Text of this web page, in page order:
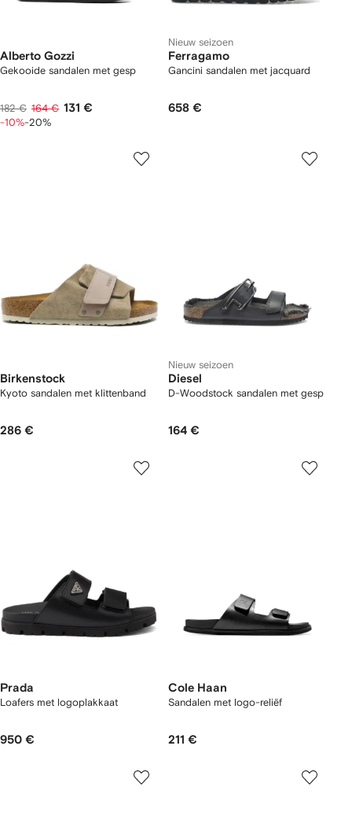
Alberto Gozzi
Gekooide sandalen met gesp
182 € 164 € 131 €
-10%-20%
Nieuw seizoen
Ferragamo
Gancini sandalen met jacquard
658 €
Birkenstock
Kyoto sandalen met klittenband
286 €
Nieuw seizoen
Diesel
D-Woodstock sandalen met gesp
164 €
Prada
Loafers met logoplakkaat
950 €
Cole Haan
Sandalen met logo-reliëf
211 €